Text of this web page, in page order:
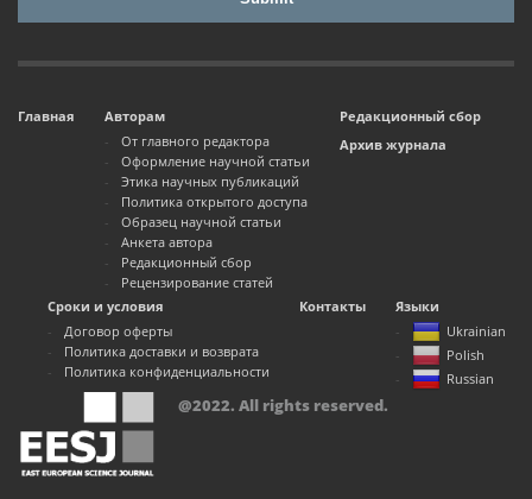
Главная
Авторам
От главного редактора
Оформление научной статьи
Этика научных публикаций
Политика открытого доступа
Образец научной статьи
Анкета автора
Редакционный сбор
Рецензирование статей
Редакционный сбор
Архив журнала
Сроки и условия
Договор оферты
Политика доставки и возврата
Политика конфиденциальности
Контакты
Языки
Ukrainian
Polish
Russian
@2022. All rights reserved.